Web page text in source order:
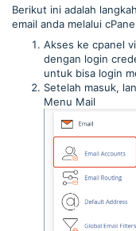
Berikut ini adalah
email anda melalui
Akses ke cpanel
dengan login
untuk bisa login
Setelah masuk,
Menu Mail